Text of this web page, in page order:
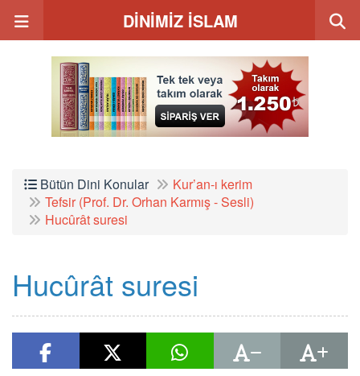
DİNİMİZ İSLAM
Bütün Dini Konular
Kur’an-ı kerim
Tefsir (Prof. Dr. Orhan Karmış - Sesli)
Hucûrât suresi
Hucûrât suresi